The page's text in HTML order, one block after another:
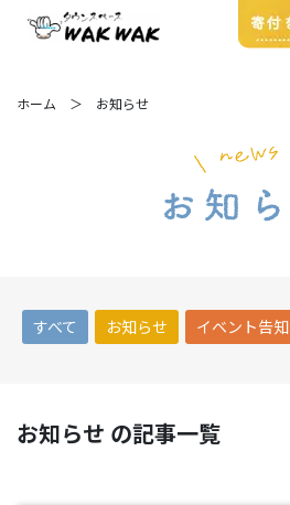
ホーム ＞ お知らせ
すべて お知らせ イベント告知
お知らせ の記事一覧